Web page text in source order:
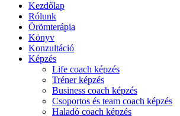
Kezdőlap
Rólunk
Örömterápia
Könyv
Konzultáció
Képzés
Life coach képzés
Tréner képzés
Business coach képzés
Csoportos és team coach képzés
Haladó coach képzés